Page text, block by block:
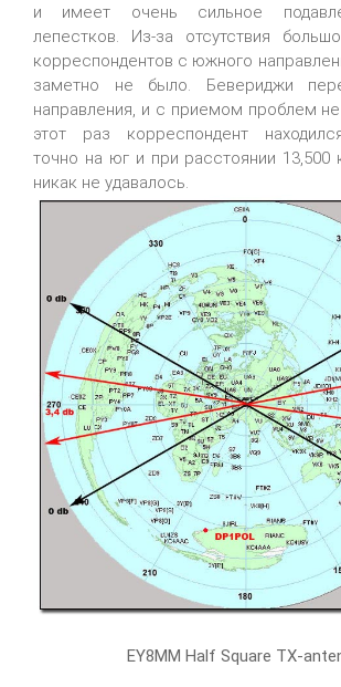
и имеет очень сильное
лепестков. Из-за отсутствия
корреспондентов с южного
заметно не было. Бевериджи
направления, и с приемом проблем
этот раз корреспондент
точно на юг и при расстоянии 13,500
никак не удавалось.
EY8MM Half Square TX-